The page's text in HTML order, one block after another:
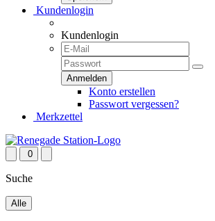
Kundenlogin
Kundenlogin
Konto erstellen
Passwort vergessen?
Merkzettel
0
Suche
Alle